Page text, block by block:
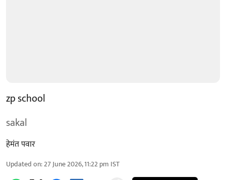
zp school
sakal
हेमंत पवार
Updated on:27 June 2026, 11:22 pm IST